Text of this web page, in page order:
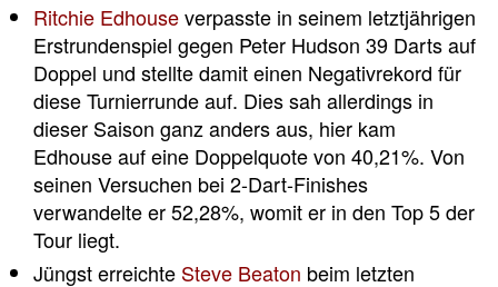
Ritchie Edhouseverpasste in seinem letztjährigen
Erstrundenspiel gegen Peter Hudson 39 Darts auf
Doppel und stellte damit einen Negativrekord für
diese Turnierrunde auf. Dies sah allerdings in
dieser Saison ganz anders aus, hier kam
Edhouse auf eine Doppelquote von 40,21%. Von
seinen Versuchen bei 2-Dart-Finishes
verwandelte er 52,28%, womit er in den Top 5 der
Tour liegt.
Jüngst erreichte Steve Beaton beim letzten